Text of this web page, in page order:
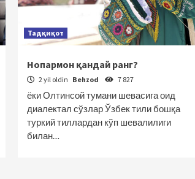
Тадқиқот
Нопармон қандай ранг?
2 yil oldin Behzod 7 827
ёки Олтинсой тумани шевасига оид
диалектал сўзлар Ўзбек тили бошқа
туркий тиллардан кўп шевалилиги
билан…